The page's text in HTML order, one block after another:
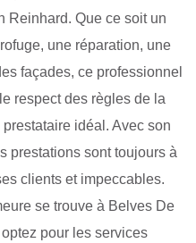
Reinhard. Que ce soit un
une réparation, une
façades, ce professionnel
respect des règles de la
idéal. Avec son
prestations sont toujours à
clients et impeccables.
se trouve à Belves De
pour les services